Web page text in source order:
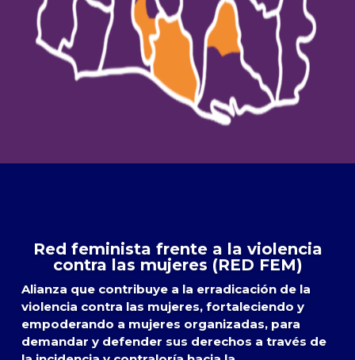
Red feminista frente a la violencia
contra las mujeres (RED FEM)
Alianza que contribuye a la erradicación de la
violencia contra las mujeres, fortaleciendo y
empoderando a mujeres organizadas, para
demandar y defender sus derechos a través de